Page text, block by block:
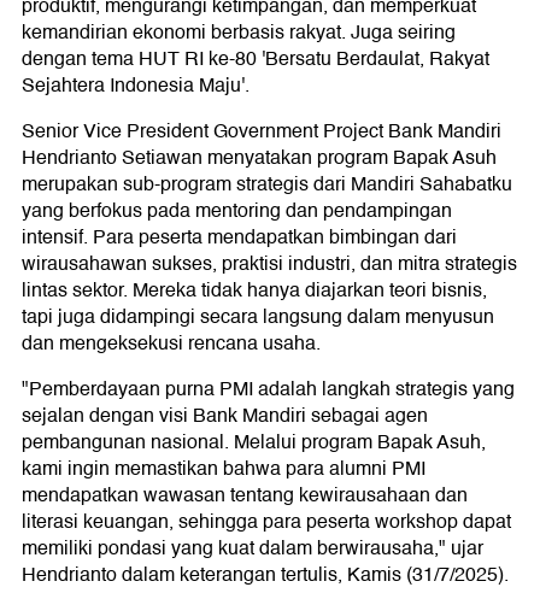
produktif, mengurangi ketimpangan, dan memperkuat
kemandirian ekonomi berbasis rakyat. Juga seiring
dengan tema HUT RI ke-80 'Bersatu Berdaulat, Rakyat
Sejahtera Indonesia Maju'.
Senior Vice President Government Project Bank Mandiri
Hendrianto Setiawan menyatakan program Bapak Asuh
merupakan sub-program strategis dari Mandiri Sahabatku
yang berfokus pada mentoring dan pendampingan
intensif. Para peserta mendapatkan bimbingan dari
wirausahawan sukses, praktisi industri, dan mitra strategis
lintas sektor. Mereka tidak hanya diajarkan teori bisnis,
tapi juga didampingi secara langsung dalam menyusun
dan mengeksekusi rencana usaha.
"Pemberdayaan purna PMI adalah langkah strategis yang
sejalan dengan visi Bank Mandiri sebagai agen
pembangunan nasional. Melalui program Bapak Asuh,
kami ingin memastikan bahwa para alumni PMI
mendapatkan wawasan tentang kewirausahaan dan
literasi keuangan, sehingga para peserta workshop dapat
memiliki pondasi yang kuat dalam berwirausaha," ujar
Hendrianto dalam keterangan tertulis, Kamis (31/7/2025).